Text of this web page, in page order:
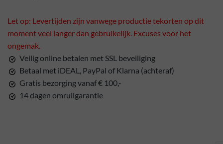
Let op: Levertijden zijn vanwege productie tekorten op dit
moment veel langer dan gebruikelijk. Excuses voor het
ongemak.
Veilig online betalen met SSL beveiliging
Betaal met iDEAL, PayPal of Klarna (achteraf)
Gratis bezorging vanaf € 100,-
14 dagen omruilgarantie